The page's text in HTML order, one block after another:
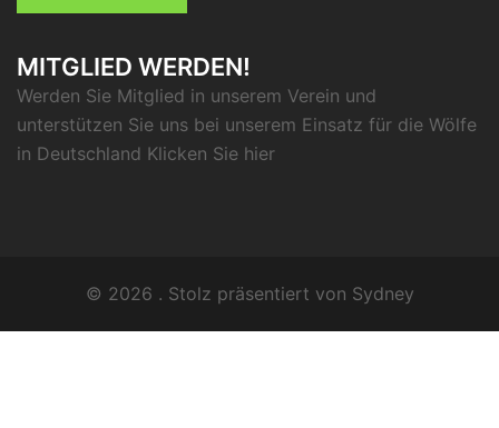
MITGLIED WERDEN!
Werden Sie Mitglied in unserem Verein und
unterstützen Sie uns bei unserem Einsatz für die Wölfe
in Deutschland Klicken Sie hier
© 2026 . Stolz präsentiert von Sydney